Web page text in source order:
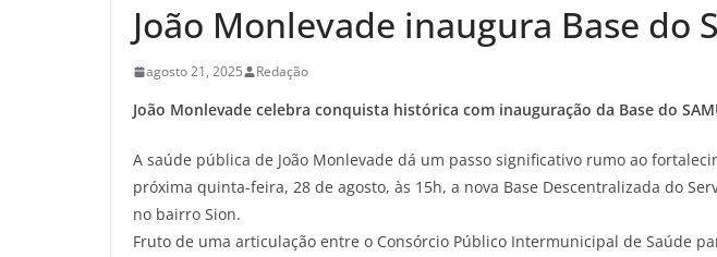
João Monlevade inaugura Base do
agosto 21, 2025 Redação
João Monlevade celebra conquista histórica com inauguração da Base do
A saúde pública de João Monlevade dá um passo significativo rumo ao
próxima quinta-feira, 28 de agosto, às 15h, a nova Base Descentralizada do
no bairro Sion.
Fruto de uma articulação entre o Consórcio Público Intermunicipal de Saúde